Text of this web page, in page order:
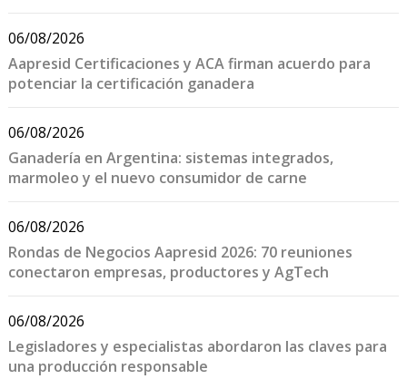
06/08/2026
Aapresid Certificaciones y ACA firman acuerdo para
potenciar la certificación ganadera
06/08/2026
Ganadería en Argentina: sistemas integrados,
marmoleo y el nuevo consumidor de carne
06/08/2026
Rondas de Negocios Aapresid 2026: 70 reuniones
conectaron empresas, productores y AgTech
06/08/2026
Legisladores y especialistas abordaron las claves para
una producción responsable